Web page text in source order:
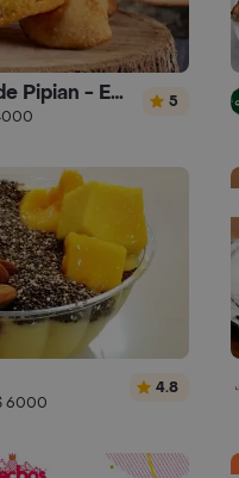
Empanaditas de Pipian - Empanadas 5
6000
4.8